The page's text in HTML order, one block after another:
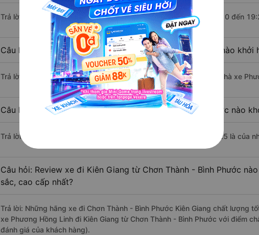
Trả lời: Trung bình mỗi ngày có khoảng 6 chuyến xe bắt đầu từ 1:10 đến
Câu hỏi: Nhà xe đi Chơn Thành - Bình Phước Kiên Giang nào khởi
Trả lời: Chuyến xe có giờ xuất phát sớm nhất vào lúc 1:10 là của nhà xe
Câu hỏi: Nhà xe đi Kiên Giang từ Chơn Thành - Bình Phước nào
Trả lời: Chuyến xe có giờ xuất phát trễ (muộn) nhất là vào lúc 19:25 là của
Câu hỏi: Review xe đi Kiên Giang từ Chơn Thành - Bình Phước
sắc, cao cấp nhất?
Trả lời: Những hãng xe đi Chơn Thành - Bình Phước Kiên Giang chất lượng
xe Phương Hồng Linh đi Kiên Giang từ Chơn Thành - Bình Phước với điểm
đánh giá của khách hàng).